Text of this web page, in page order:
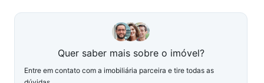
Quer saber mais sobre o imóvel?
Entre em contato com a imobiliária parceira e tire todas as